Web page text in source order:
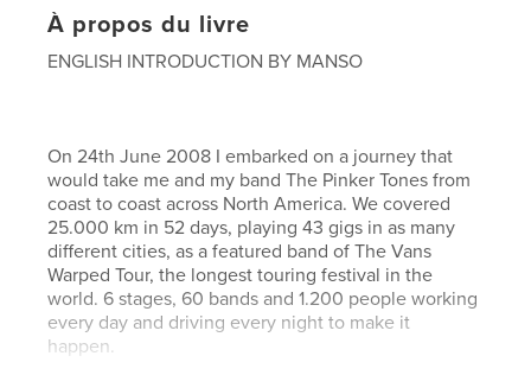
À propos du livre
ENGLISH INTRODUCTION BY MANSO
On 24th June 2008 I embarked on a journey that
would take me and my band The Pinker Tones from
coast to coast across North America. We covered
25.000 km in 52 days, playing 43 gigs in as many
different cities, as a featured band of The Vans
Warped Tour, the longest touring festival in the
world. 6 stages, 60 bands and 1.200 people working
every day and driving every night to make it
happen.